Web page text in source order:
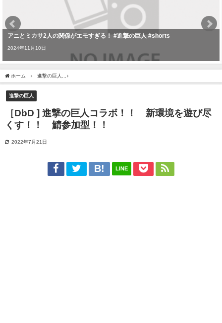
アニとミカサ2人の関係がエモすぎる！ #進撃の巨人 #shorts
2024年11月10日
ホーム 進撃の巨人
進撃の巨人
［DbD ] 進撃の巨人コラボ！！ 新環境を遊び尽
くす！！ 鯖参加型！！
2022年7月21日
LINE